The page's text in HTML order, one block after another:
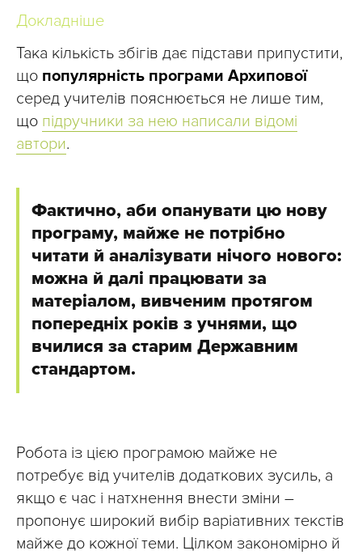
Докладніше
Така кількість збігів дає підстави припустити,
що популярність програми Архипової
серед учителів пояснюється не лише тим,
що підручники за нею написали відомі
автори.
Фактично, аби опанувати цю нову
програму, майже не потрібно
читати й аналізувати нічого нового:
можна й далі працювати за
матеріалом, вивченим протягом
попередніх років з учнями, що
вчилися за старим Державним
стандартом.
Робота із цією програмою майже не
потребує від учителів додаткових зусиль, а
якщо є час і натхнення внести зміни –
пропонує широкий вибір варіативних текстів
майже до кожної теми. Цілком закономірно й